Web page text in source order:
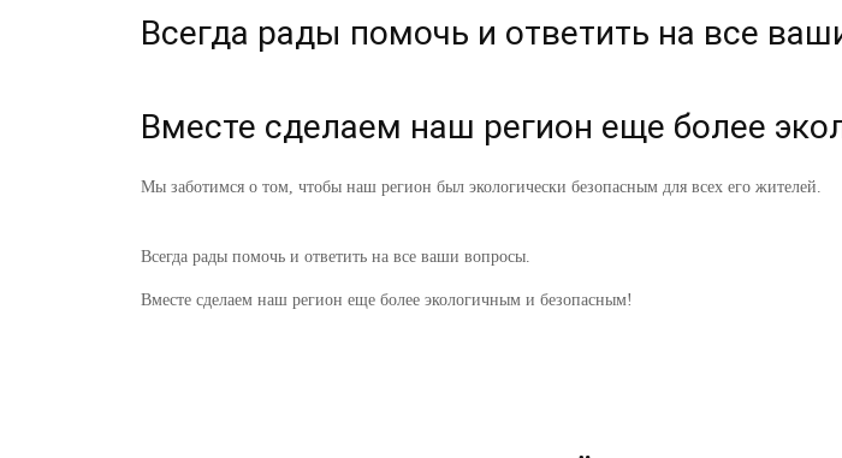
Всегда рады помочь и ответить на все
Вместе сделаем наш регион еще более
Мы заботимся о том, чтобы наш регион был экологически безопасным для всех его жителей.
Всегда рады помочь и ответить на все ваши вопросы.
Вместе сделаем наш регион еще более экологичным и безопасным!